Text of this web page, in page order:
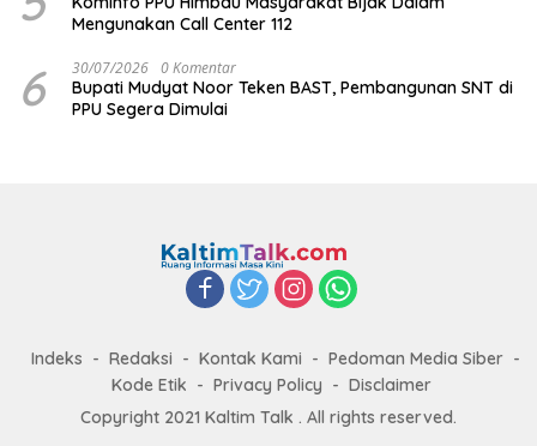
Mengunakan Call Center 112
6 30/07/2026 0 Komentar
Bupati Mudyat Noor Teken BAST, Pembangunan SNT di
PPU Segera Dimulai
Indeks Redaksi Kontak Kami
Pedoman Media Siber
Kode Etik
Privacy Policy
Disclaimer
Copyright 2021 Kaltim Talk . All rights reserved.